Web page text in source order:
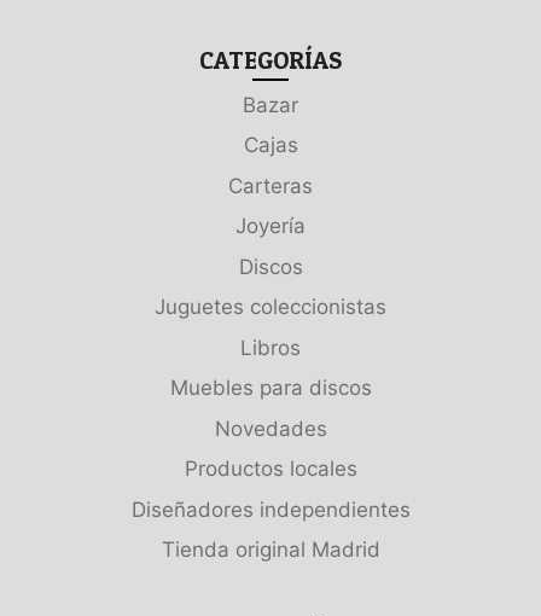
CATEGORÍAS
Bazar
Cajas
Carteras
Joyería
Discos
Juguetes coleccionistas
Libros
Muebles para discos
Novedades
Productos locales
Diseñadores independientes
Tienda original Madrid